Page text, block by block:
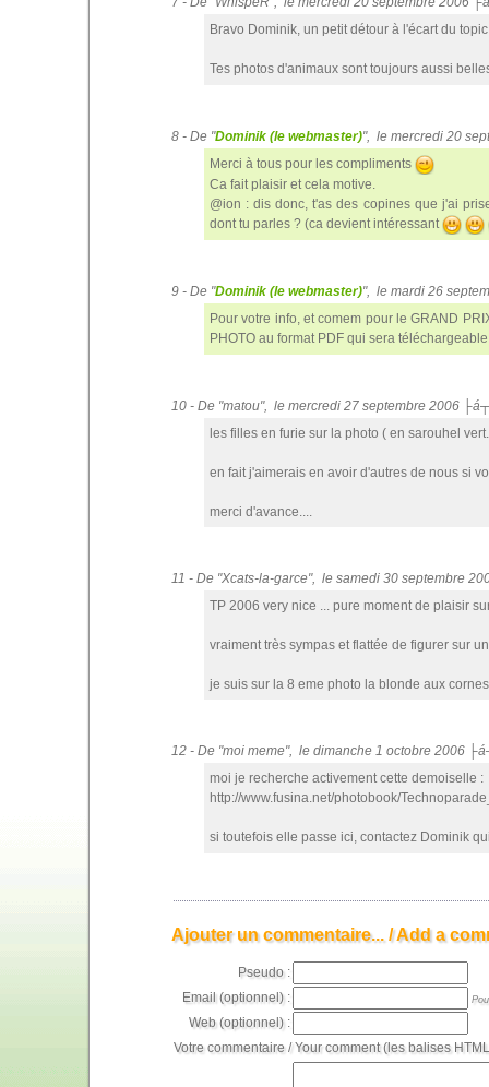
Bravo Dominik, un petit détour à l'écart du
Tes photos d'animaux sont toujours aussi
8 - De "Dominik (le webmaster)", le mercredi 20
Merci à tous pour les compliments
Ca fait plaisir et cela motive.
@ion : dis donc, t'as des copines que j'ai
dont tu parles ? (ca devient intéressant
9 - De "Dominik (le webmaster)", le mardi 26
Pour votre info, et comem pour le GRAND
PHOTO au format PDF qui sera
10 - De "matou", le mercredi 27 septembre 2006
les filles en furie sur la photo ( en sarouhel
en fait j'aimerais en avoir d'autres de nous si
merci d'avance....
11 - De "Xcats-la-garce", le samedi 30 septembre
TP 2006 very nice ... pure moment de plaisir
vraiment très sympas et flattée de figurer sur
je suis sur la 8 eme photo la blonde aux
12 - De "moi meme", le dimanche 1 octobre 2006
moi je recherche activement cette demoiselle :
http://www.fusina.net/photobook/
si toutefois elle passe ici, contactez Dominik
Ajouter un commentaire... / Add a
Pseudo :
Email (optionnel) :
Web (optionnel) :
Votre commentaire / Your comment (les balises